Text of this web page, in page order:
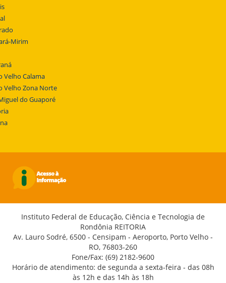
Mirim
Velho Calama
Velho Zona Norte
do Guaporé
Instituto Federal de Educação, Ciência e Tecnologia de
Rondônia REITORIA
Av. Lauro Sodré, 6500 - Censipam - Aeroporto, Porto Velho -
RO, 76803-260
Fone/Fax: (69) 2182-9600
Horário de atendimento: de segunda a sexta-feira - das 08h
às 12h e das 14h às 18h